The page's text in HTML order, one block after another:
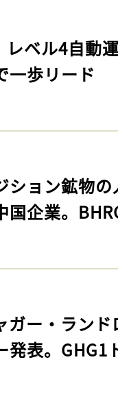
レベル4自動
一歩リード
ション鉱物
国企業。
ガー・ラン
発表。GHG1